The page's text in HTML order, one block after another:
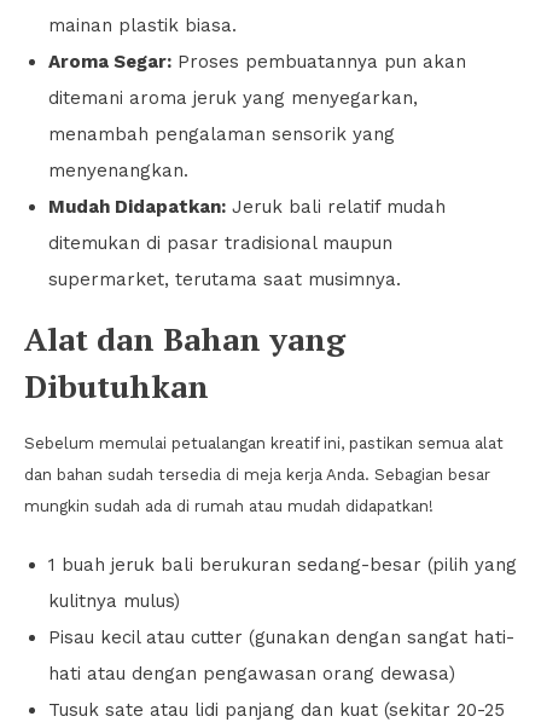
mainan plastik biasa.
Aroma Segar: Proses pembuatannya pun akan
ditemani aroma jeruk yang menyegarkan,
menambah pengalaman sensorik yang
menyenangkan.
Mudah Didapatkan: Jeruk bali relatif mudah
ditemukan di pasar tradisional maupun
supermarket, terutama saat musimnya.
Alat dan Bahan yang
Dibutuhkan
Sebelum memulai petualangan kreatif ini, pastikan semua alat
dan bahan sudah tersedia di meja kerja Anda. Sebagian besar
mungkin sudah ada di rumah atau mudah didapatkan!
1 buah jeruk bali berukuran sedang-besar (pilih yang
kulitnya mulus)
Pisau kecil atau cutter (gunakan dengan sangat hati-
hati atau dengan pengawasan orang dewasa)
Tusuk sate atau lidi panjang dan kuat (sekitar 20-25